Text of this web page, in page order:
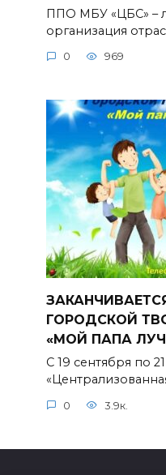
ППО МБУ «ЦБС» –
организация
0 969
ГОРОДСКОЙ
«МОЙ ПАПА
С 19 сентября по
0 3.9к.